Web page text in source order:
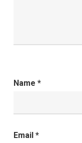
Name *
Email *